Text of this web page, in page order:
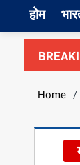
होम
Home /